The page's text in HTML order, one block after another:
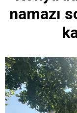
namazı